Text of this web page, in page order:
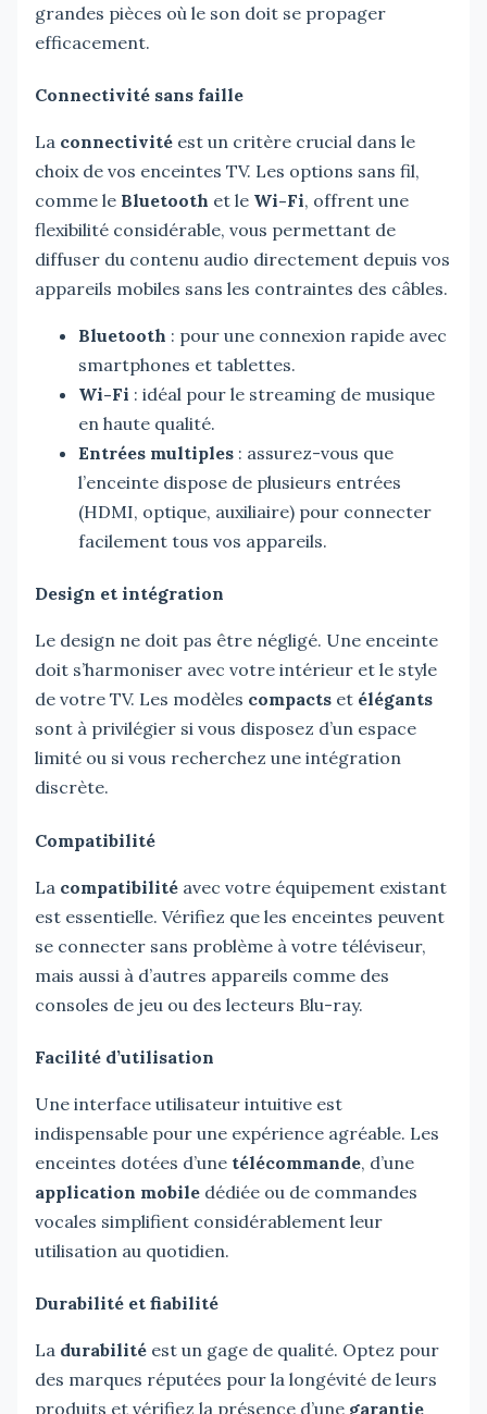
grandes pièces où le son doit se propager
efficacement.
Connectivité sans faille
La connectivité est un critère crucial dans le
choix de vos enceintes TV. Les options sans fil,
comme le Bluetooth et le Wi-Fi, offrent une
flexibilité considérable, vous permettant de
diffuser du contenu audio directement depuis vos
appareils mobiles sans les contraintes des câbles.
Bluetooth : pour une connexion rapide avec
smartphones et tablettes.
Wi-Fi : idéal pour le streaming de musique
en haute qualité.
Entrées multiples : assurez-vous que
l’enceinte dispose de plusieurs entrées
(HDMI, optique, auxiliaire) pour connecter
facilement tous vos appareils.
Design et intégration
Le design ne doit pas être négligé. Une enceinte
doit s’harmoniser avec votre intérieur et le style
de votre TV. Les modèles compacts et élégants
sont à privilégier si vous disposez d’un espace
limité ou si vous recherchez une intégration
discrète.
Compatibilité
La compatibilité avec votre équipement existant
est essentielle. Vérifiez que les enceintes peuvent
se connecter sans problème à votre téléviseur,
mais aussi à d’autres appareils comme des
consoles de jeu ou des lecteurs Blu-ray.
Facilité d’utilisation
Une interface utilisateur intuitive est
indispensable pour une expérience agréable. Les
enceintes dotées d’une télécommande, d’une
application mobile dédiée ou de commandes
vocales simplifient considérablement leur
utilisation au quotidien.
Durabilité et fiabilité
La durabilité est un gage de qualité. Optez pour
des marques réputées pour la longévité de leurs
produits et vérifiez la présence d’une garantie